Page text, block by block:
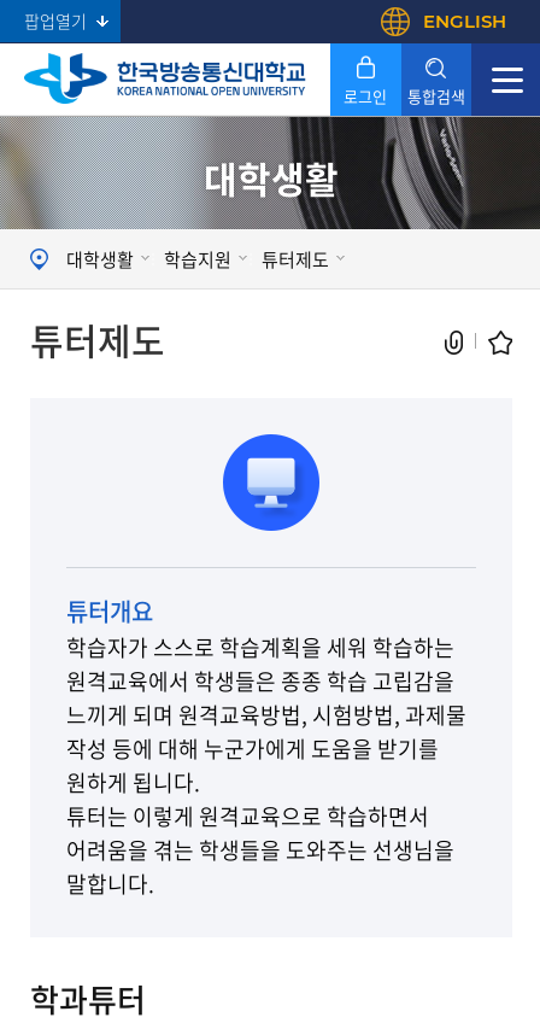
팝업열기 ENGLISH
로그인 통합검색
Search 대학생활
대학생활 학습지원 튜터제도
튜터제도
튜터개요
학습자가 스스로 학습계획을 세워 학습하는
원격교육에서 학생들은 종종 학습 고립감을
느끼게 되며 원격교육방법, 시험방법, 과제물
작성 등에 대해 누군가에게 도움을 받기를
원하게 됩니다.
튜터는 이렇게 원격교육으로 학습하면서
어려움을 겪는 학생들을 도와주는 선생님을
말합니다.
학과튜터